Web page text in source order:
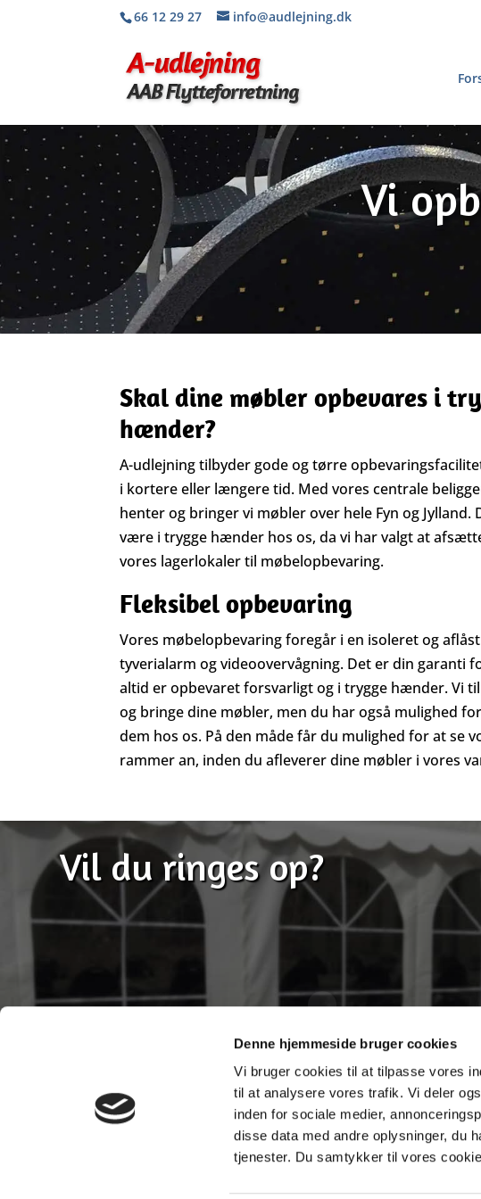
Denne hjemmeside bruger cookies
Vi bruger cookies til at tilpasse vores
til at analysere vores trafik. Vi deler
inden for sociale medier,
disse data med andre oplysninger, du
tjenester. Du samtykker til vores
66 12 29 27 info@audlejning.dk
Vi
Skal dine møbler opbevares i
hænder?
A-udlejning tilbyder gode og tørre
i kortere eller længere tid. Med vores centrale
henter og bringer vi møbler over hele Fyn og Jylland.
være i trygge hænder hos os, da vi har valgt at
vores lagerlokaler til møbelopbevaring.
Fleksibel opbevaring
Vores møbelopbevaring foregår i en isoleret og
tyverialarm og videoovervågning. Det er din garanti
altid er opbevaret forsvarligt og i trygge hænder. Vi
og bringe dine møbler, men du har også mulighed
dem hos os. På den måde får du mulighed for at se
rammer an, inden du afleverer dine møbler i vores
Vil du ringes op?